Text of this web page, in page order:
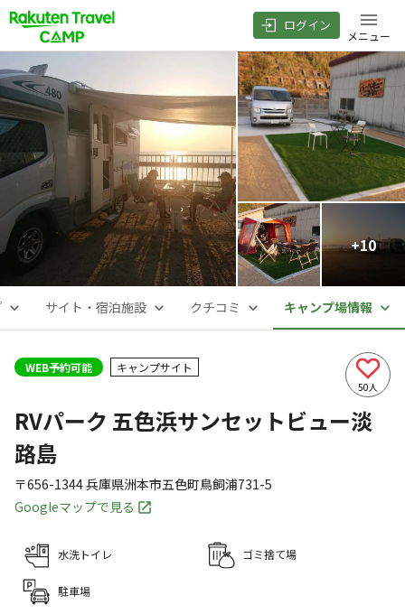
ログイン
メニュー
+10
サイト・宿泊施設 クチコミ キャンプ場情報
WEB予約可能 キャンプサイト
50人
RVパーク 五色浜サンセットビュー淡
路島
〒656-1344兵庫県洲本市五色町鳥飼浦731-5
Googleマップで見る
水洗トイレ ゴミ捨て場
駐車場